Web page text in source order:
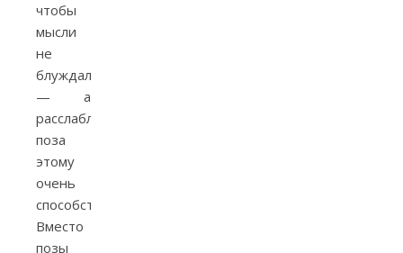
чтобы
мысли
не
блуждали
— а
расслабленная
поза
этому
очень
способствует.
Вместо
позы